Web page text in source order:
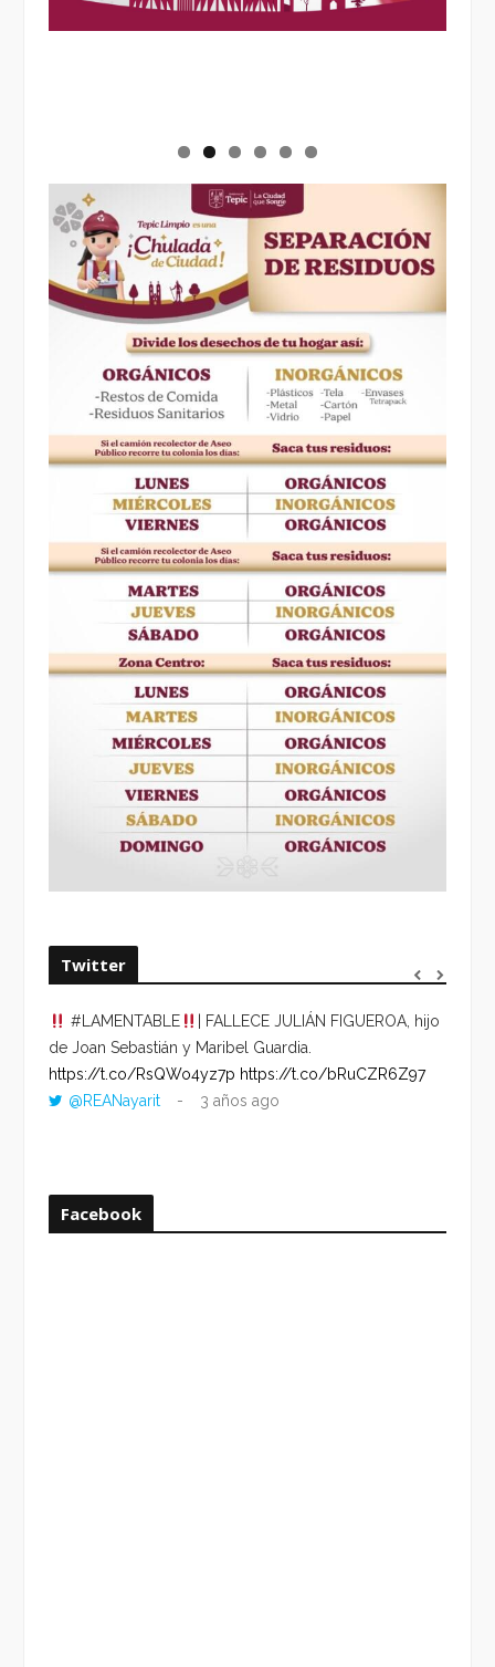
Twitter
#LAMENTABLE
| FALLECE JULIÁN FIGUEROA, hijo
de Joan Sebastián y Maribel Guardia.
https://t.co/RsQWo4yz7p https://t.co/bRuCZR6Z97
@REANayarit
3 años ago
Facebook